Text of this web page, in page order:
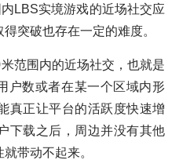
LBS实境游戏的近场社交应
突破也存在一定的难度。
范围内的近场社交，也就是
户数或者在某一个区域内形
真正让平台的活跃度快速增
下载之后，周边并没有其他
带动不起来。